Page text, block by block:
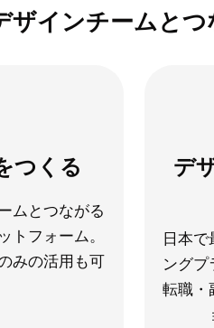
インチームとつ
つくる
ムとつながる
トフォーム。
みの活用も可
デ
日本
ングプ
転職・